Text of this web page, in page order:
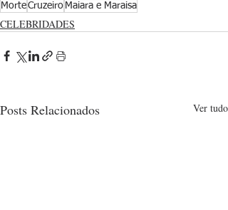
MorteCruzeiro Maiara e Maraisa
CELEBRIDADES
Posts Relacionados Ver tudo